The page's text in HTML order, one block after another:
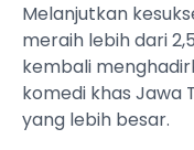
Melanjutkan
meraih lebih dari
kembali
komedi khas Jawa
yang lebih besar.